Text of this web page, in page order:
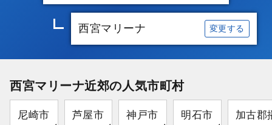
西宮マリーナ 変更する
西宮マリーナ近郊の人気市町村
尼崎市 芦屋市 神戸市 明石市 加古郡